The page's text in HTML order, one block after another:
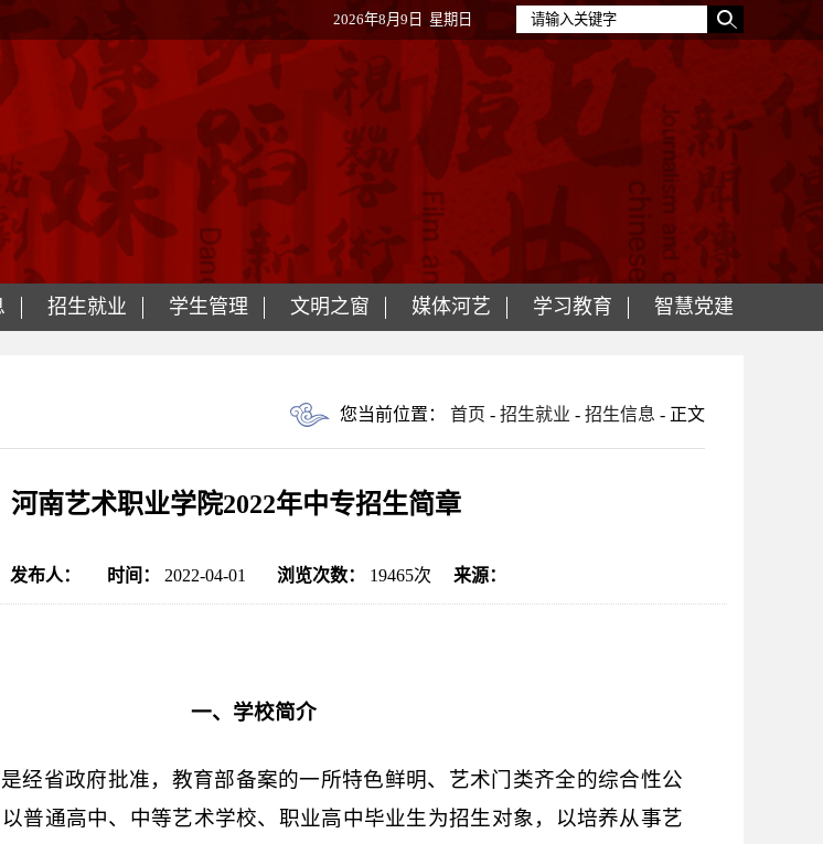
2026年8月9日 星期日
招生就业 学生管理 文明之窗 媒体河艺 学习教育 智慧党建
您当前位置： 首页 - 招生就业 - 招生信息 - 正文
河南艺术职业学院2022年中专招生简章
发布人： 时间： 2022-04-01 浏览次数： 19465次 来源：
一、学校简介
经省政府批准，教育部备案的一所特色鲜明、艺术门类齐全的综合性公
普通高中、中等艺术学校、职业高中毕业生为招生对象，以培养从事艺